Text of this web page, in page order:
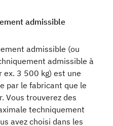
admissible
admissible (ou
admissible à
ex. 3 500 kg) est une
par le fabricant que le
Vous trouverez des
techniquement
avez choisi dans les
le plus proche